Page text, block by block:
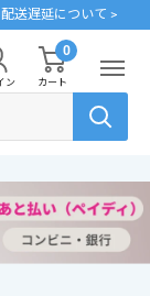
送遅延について >
ン
0
カート
をご利用いただけま